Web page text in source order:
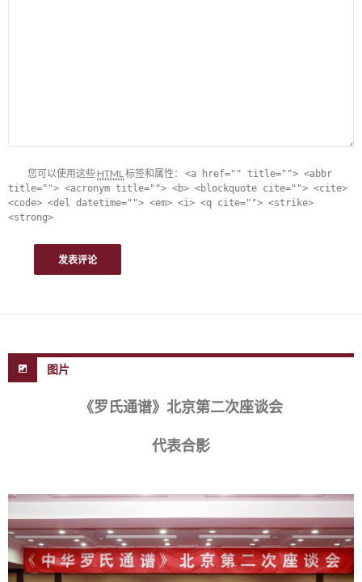
您可以使用这些 HTML标签和属性： <a href="" title=""> <abbr
title=""> <acronym title=""> <b> <blockquote cite=""> <cite>
<code> <del datetime=""> <em> <i> <q cite=""> <strike>
<strong>
图片
《罗氏通谱》北京第二次座谈会
代表合影